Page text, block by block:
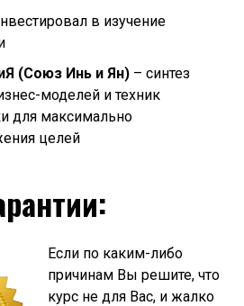
в изучение
(Союз Инь и Ян) – синтез
моделей и техник
для максимально
целей
Если по каким-либо
причинам Вы решите, что
курс не для Вас, и жалко